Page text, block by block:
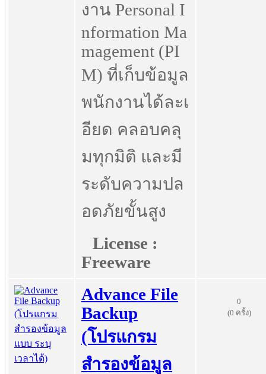
งาน Personal I
nformation Ma
magement (PI
M) ที่เก็บข้อมูล
พนักงานได้ละเ
อียด คลอบคลุ
มทุกมิติ และมี
ระดับความปล
อดภัยขั้นสูง
License :
Freeware
Advance File
Backup
(โปรแกรม
สำรองข้อมูล
0
(0 ครั้ง)